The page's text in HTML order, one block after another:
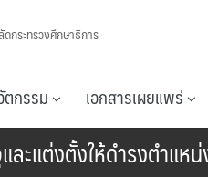
กระทรวงศึกษาธิการ
กรรม เอกสารเผยแพร่
ละแต่งตั้งให้ดำรงตำ